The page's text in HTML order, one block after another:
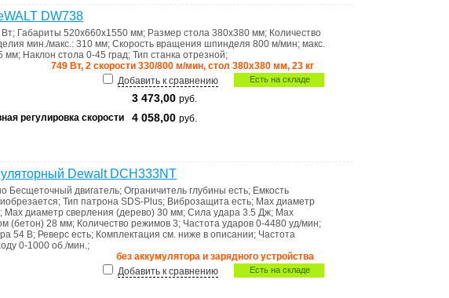
DW738
Вт; Габариты 520х660х1550 мм; Размер стола 380x380 мм; Количество
мин./макс.: 310 мм; Скорость вращения шпинделя 800 м/мин; макс.
мм; Наклон стола 0-45 град; Тип станка отрезной;
749 Вт, 2 скорости 330/800 м/мин, стол 380х380 мм, 23 кг
Есть на складе
Добавить к сравнению
3 473,00 руб.
регулировка скорости
4 058,00 руб.
Dewalt DCH333NT
Бесщеточный двигатель; Ограничитель глубины есть; Емкость
; Тип патрона SDS-Plus; Виброзащита есть; Мах диаметр
; Мах диаметр сверления (дерево) 30 мм; Сила удара 3.5 Дж; Max
(бетон) 28 мм; Количество режимов 3; Частота ударов 0-4480 уд/мин;
54 В; Реверс есть; Комплектация см. ниже в описании; Частота
0-1000 об./мин.;
без аккумулятора и зарядного устройства
Есть на складе
Добавить к сравнению